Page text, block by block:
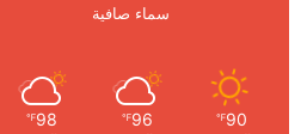
سماء صافية
90
℉
96
℉
98
℉